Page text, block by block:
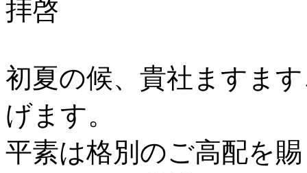
拝啓
初夏の候、貴社ますま
げます。
平素は格別のご高配を